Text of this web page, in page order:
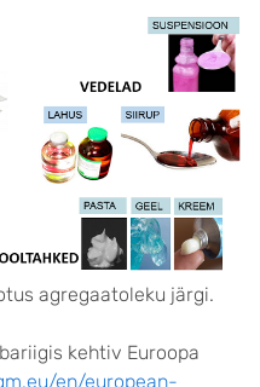
agregaatoleku järgi.
kehtiv Euroopa
en/european-